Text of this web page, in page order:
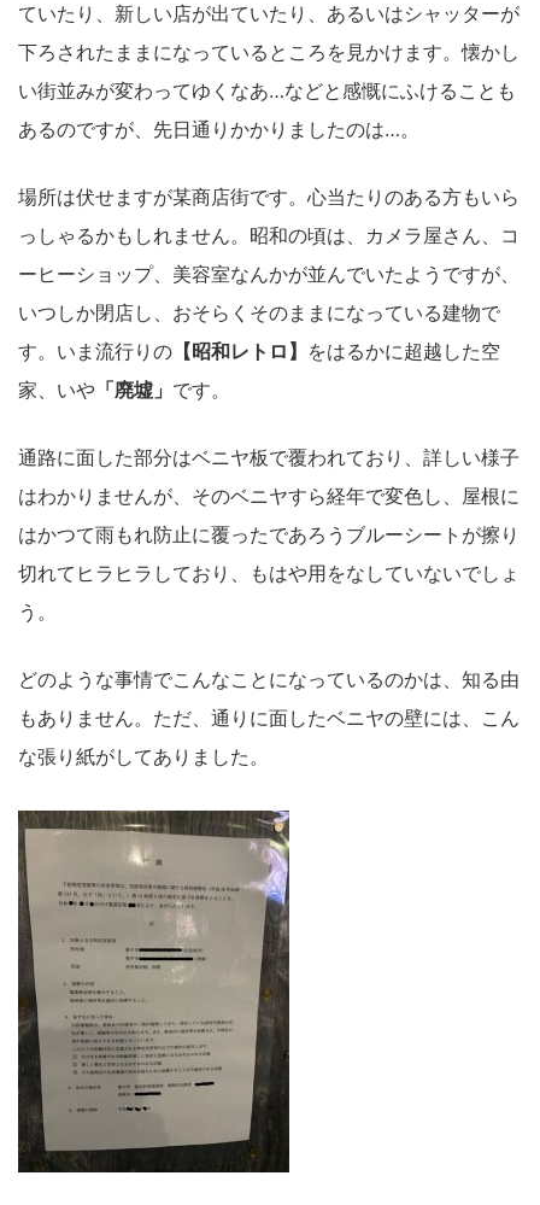
ていたり、新しい店が出ていたり、あるいはシャッターが
下ろされたままになっているところを見かけます。懐かし
い街並みが変わってゆくなあ…などと感慨にふけることも
あるのですが、先日通りかかりましたのは…。
場所は伏せますが某商店街です。心当たりのある方もいら
っしゃるかもしれません。昭和の頃は、カメラ屋さん、コ
ーヒーショップ、美容室なんかが並んでいたようですが、
いつしか閉店し、おそらくそのままになっている建物で
す。いま流行りの 【昭和レトロ】 をはるかに超越した空
家、いや 「廃墟」 です。
通路に面した部分はベニヤ板で覆われており、詳しい様子
はわかりませんが、そのベニヤすら経年で変色し、屋根に
はかつて雨もれ防止に覆ったであろうブルーシートが擦り
切れてヒラヒラしており、もはや用をなしていないでしょ
う。
どのような事情でこんなことになっているのかは、知る由
もありません。ただ、通りに面したベニヤの壁には、こん
な張り紙がしてありました。